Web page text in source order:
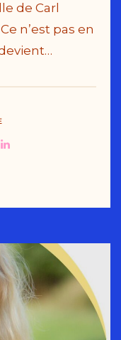
de Carl
n’est pas en